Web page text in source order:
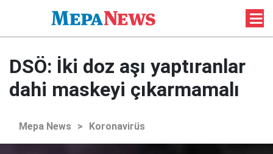
DSÖ: İki doz aşı yaptıranlar
dahi maskeyi çıkarmamalı
Mepa News > Koronavirüs